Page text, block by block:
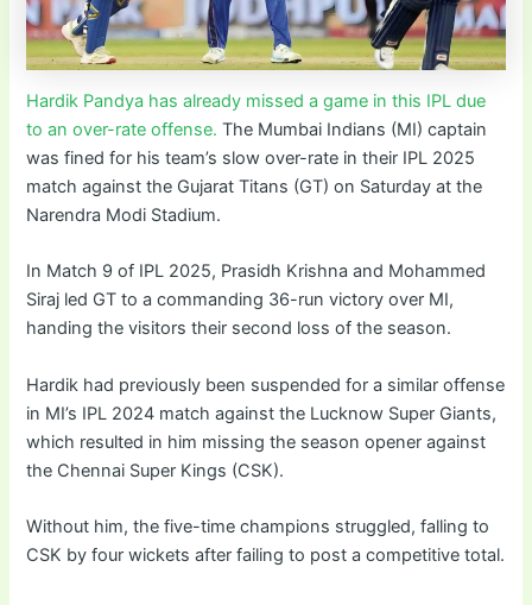
Hardik Pandya has already missed a game in this IPL due
to an over-rate offense. The Mumbai Indians (MI) captain
was fined for his team’s slow over-rate in their IPL 2025
match against the Gujarat Titans (GT) on Saturday at the
Narendra Modi Stadium.
In Match 9 of IPL 2025, Prasidh Krishna and Mohammed
Siraj led GT to a commanding 36-run victory over MI,
handing the visitors their second loss of the season.
Hardik had previously been suspended for a similar offense
in MI’s IPL 2024 match against the Lucknow Super Giants,
which resulted in him missing the season opener against
the Chennai Super Kings (CSK).
Without him, the five-time champions struggled, falling to
CSK by four wickets after failing to post a competitive total.